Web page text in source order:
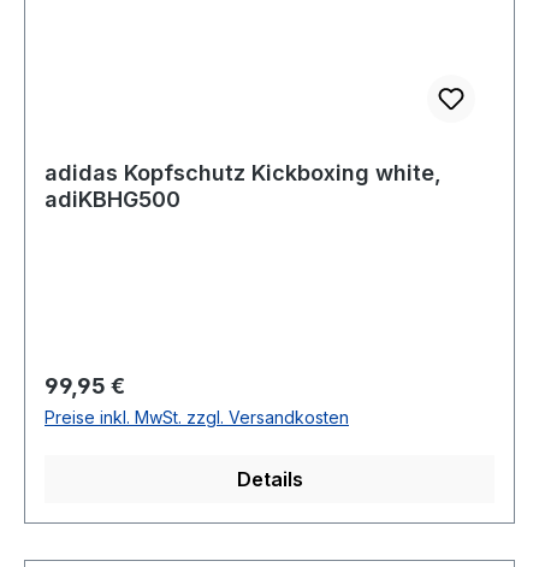
adidas Kopfschutz Kickboxing white,
adiKBHG500
Regulärer Preis:
99,95 €
Preise inkl. MwSt. zzgl. Versandkosten
Details